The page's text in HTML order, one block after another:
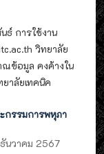
ธ์ การใช้งาน
วิทยาลัย
ณข้อมูล คงค้างใน
าลัยเทคนิค
กรรมการพหุภา
นวาคม 2567